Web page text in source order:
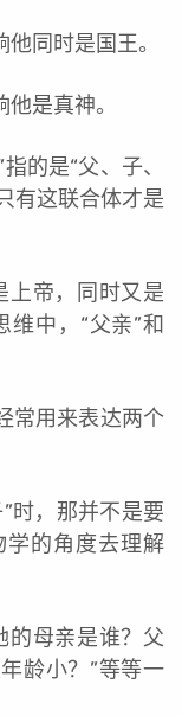
同时是国王。
是真神。
的是“父、子、
有这联合体才是
上帝，同时又是
维中，“父亲”和
常用来表达两个
时，那并不是要
的角度去理解
的母亲是谁？父
龄小？”等等一